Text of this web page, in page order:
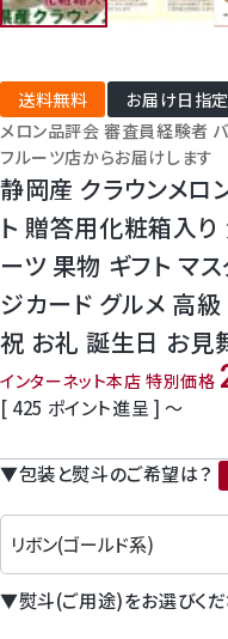
クイーンルージュ
神紅ぶどう
ナガノパープル
1房からOK！ぶどう狩り
宮崎産パパイヤ
すいか
マスクメロンと季節のフ
お試しフルーツ
送料無料
お届け日指
メロン品評会 審査員経験者
フルーツ店からお届けします
静岡産 クラウンメロ
ト 贈答用化粧箱入
ーツ 果物 ギフト マ
ジカード グルメ 高
祝 お礼 誕生日 お見
インターネット本店 特別価格
[ 425 ポイント進呈 ] 〜
▼包装と熨斗のご希望は？
▼熨斗(ご用途)をお選びくだ